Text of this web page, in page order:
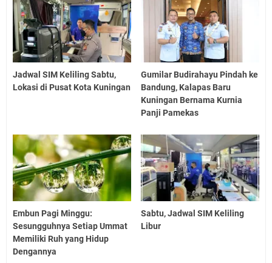
Jadwal SIM Keliling Sabtu,
Lokasi di Pusat Kota Kuningan
Gumilar Budirahayu Pindah ke
Bandung, Kalapas Baru
Kuningan Bernama Kurnia
Panji Pamekas
Embun Pagi Minggu:
Sesungguhnya Setiap Ummat
Memiliki Ruh yang Hidup
Dengannya
Sabtu, Jadwal SIM Keliling
Libur